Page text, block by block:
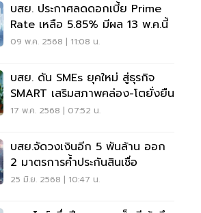
บสย. ประกาศลดดอกเบี้ย Prime
Rate เหลือ 5.85% มีผล 13 พ.ค.นี้
09 พ.ค. 2568 | 11:08 น.
บสย. ดัน SMEs ยุคใหม่ สู่ธุรกิจ
SMART เสริมสภาพคล่อง-โตยั่งยืน
17 พ.ค. 2568 | 07:52 น.
บสย.จัดวงเงินอีก 5 พันล้าน ออก
2 มาตรการค้ำประกันสินเชื่อ
25 มิ.ย. 2568 | 10:47 น.